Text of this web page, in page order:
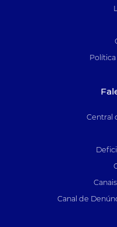
Central
Canal de